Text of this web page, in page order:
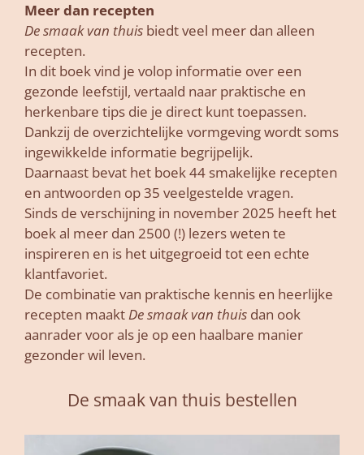
Meer dan recepten
De smaak van thuis biedt veel meer dan alleen
recepten.
In dit boek vind je volop informatie over een
gezonde leefstijl, vertaald naar praktische en
herkenbare tips die je direct kunt toepassen.
Dankzij de overzichtelijke vormgeving wordt soms
ingewikkelde informatie begrijpelijk.
Daarnaast bevat het boek 44 smakelijke recepten
en antwoorden op 35 veelgestelde vragen.
Sinds de verschijning in november 2025 heeft het
boek al meer dan 2500 (!) lezers weten te
inspireren en is het uitgegroeid tot een echte
klantfavoriet.
De combinatie van praktische kennis en heerlijke
recepten maaktDe smaak van thuis dan ook
aanrader voor als je op een haalbare manier
gezonder wil leven.
De smaak van thuis bestellen